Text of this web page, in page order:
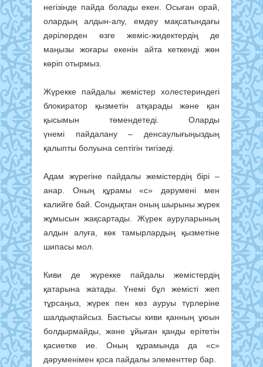
негізінде пайда болады екен. Осыған орай,
олардың алдын-алу, емдеу мақсатындағы
дәрілерден өзге жеміс-жидектердің де
маңызы жоғары екенін айта кеткенді жөн
көріп отырмыз.
Жүрекке пайдалы жемістер холестериндегі
блокиратор қызметін атқарады және қан
қысымын төмендетеді. Оларды
үнемі пайдалану – денсаулығыңыздың
қалыпты болуына септігін тигізеді.
Адам жүрегіне пайдалы жемістердің бірі –
анар. Оның құрамы «с» дәрумені мен
калийге бай. Сондықтан оның шырыны жүрек
жұмысын жақсартады. Жүрек ауруларының
алдын алуға, көк тамырлардың қызметіне
шипасы мол.
Киви де жүрекке пайдалы жемістердің
қатарына жатады. Үнемі бұл жемісті жеп
тұрсаңыз, жүрек пен көз ауруы түрлеріне
шалдықпайсыз. Бастысы киви қанның ұюын
болдырмайды, және ұйыған қанды ерітетін
қасиетке ие. Оның құрамында да «с»
дәруменімен қоса пайдалы элементтер бар.